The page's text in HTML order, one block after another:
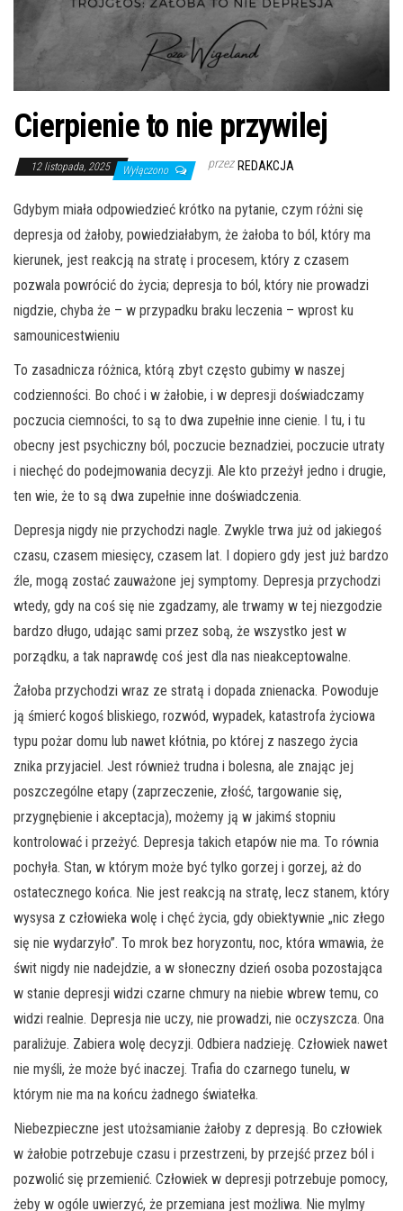
Cierpienie to nie przywilej
12 listopada, 2025 Wyłączono przez REDAKCJA
Gdybym miała odpowiedzieć krótko na pytanie, czym różni się
depresja od żałoby, powiedziałabym, że żałoba to ból, który ma
kierunek, jest reakcją na stratę i procesem, który z czasem
pozwala powrócić do życia; depresja to ból, który nie prowadzi
nigdzie, chyba że – w przypadku braku leczenia – wprost ku
samounicestwieniu
To zasadnicza różnica, którą zbyt często gubimy w naszej
codzienności. Bo choć i w żałobie, i w depresji doświadczamy
poczucia ciemności, to są to dwa zupełnie inne cienie. I tu, i tu
obecny jest psychiczny ból, poczucie beznadziei, poczucie utraty
i niechęć do podejmowania decyzji. Ale kto przeżył jedno i drugie,
ten wie, że to są dwa zupełnie inne doświadczenia.
Depresja nigdy nie przychodzi nagle. Zwykle trwa już od jakiegoś
czasu, czasem miesięcy, czasem lat. I dopiero gdy jest już bardzo
źle, mogą zostać zauważone jej symptomy. Depresja przychodzi
wtedy, gdy na coś się nie zgadzamy, ale trwamy w tej niezgodzie
bardzo długo, udając sami przez sobą, że wszystko jest w
porządku, a tak naprawdę coś jest dla nas nieakceptowalne.
Żałoba przychodzi wraz ze stratą i dopada znienacka. Powoduje
ją śmierć kogoś bliskiego, rozwód, wypadek, katastrofa życiowa
typu pożar domu lub nawet kłótnia, po której z naszego życia
znika przyjaciel. Jest również trudna i bolesna, ale znając jej
poszczególne etapy (zaprzeczenie, złość, targowanie się,
przygnębienie i akceptacja), możemy ją w jakimś stopniu
kontrolować i przeżyć. Depresja takich etapów nie ma. To równia
pochyła. Stan, w którym może być tylko gorzej i gorzej, aż do
ostatecznego końca. Nie jest reakcją na stratę, lecz stanem, który
wysysa z człowieka wolę i chęć życia, gdy obiektywnie „nic złego
się nie wydarzyło”. To mrok bez horyzontu, noc, która wmawia, że
świt nigdy nie nadejdzie, a w słoneczny dzień osoba pozostająca
w stanie depresji widzi czarne chmury na niebie wbrew temu, co
widzi realnie. Depresja nie uczy, nie prowadzi, nie oczyszcza. Ona
paraliżuje. Zabiera wolę decyzji. Odbiera nadzieję. Człowiek nawet
nie myśli, że może być inaczej. Trafia do czarnego tunelu, w
którym nie ma na końcu żadnego światełka.
Niebezpieczne jest utożsamianie żałoby z depresją. Bo człowiek
w żałobie potrzebuje czasu i przestrzeni, by przejść przez ból i
pozwolić się przemienić. Człowiek w depresji potrzebuje pomocy,
żeby w ogóle uwierzyć, że przemiana jest możliwa. Nie mylmy